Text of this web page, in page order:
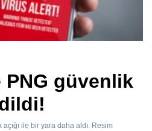
PNG güvenlik
ile bir yara daha aldı. Resim